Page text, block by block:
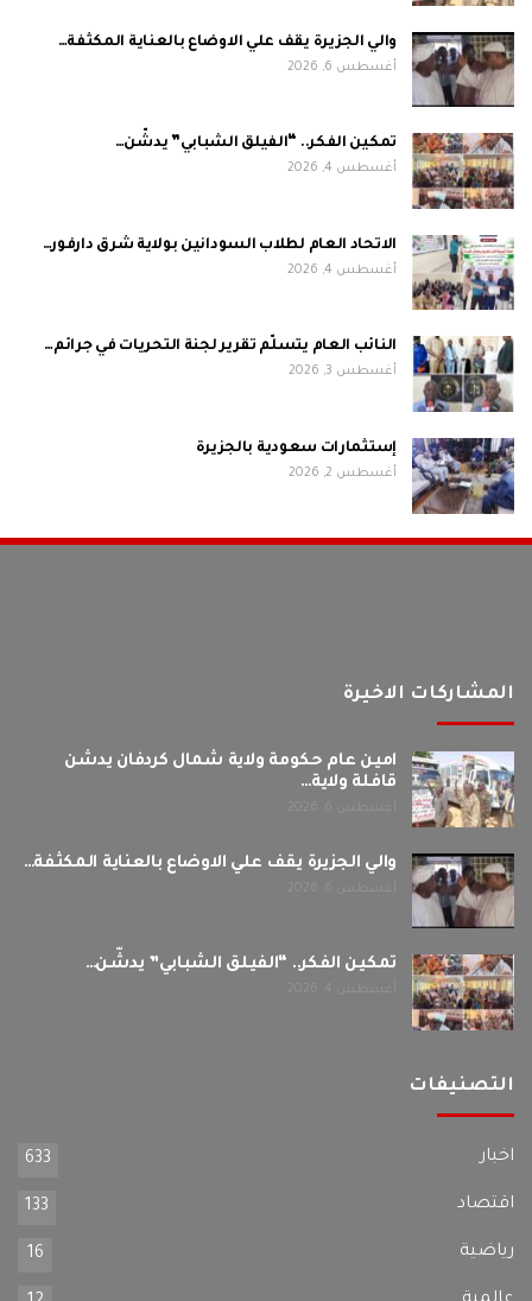
والي الجزيرة يقف علي الاوضاع بالعناية المكثفة…
أغسطس 6, 2026
تمكين الفكر.. “الفيلق الشبابي” يدشّن…
أغسطس 4, 2026
الاتحاد العام لطلاب السودانين بولاية شرق دارفور…
أغسطس 4, 2026
النائب العام يتسلّم تقرير لجنة التحريات في جرائم…
أغسطس 3, 2026
إستثمارات سعودية بالجزيرة
أغسطس 2, 2026
المشاركات الاخيرة
امين عام حكومة ولاية شمال كردفان يدشن
قافلة ولاية…
والي الجزيرة يقف علي الاوضاع بالعناية المكثفة…
تمكين الفكر.. “الفيلق الشبابي” يدشّن…
التصنيفات
اخبار 633
اقتصاد 133
رياضية 16